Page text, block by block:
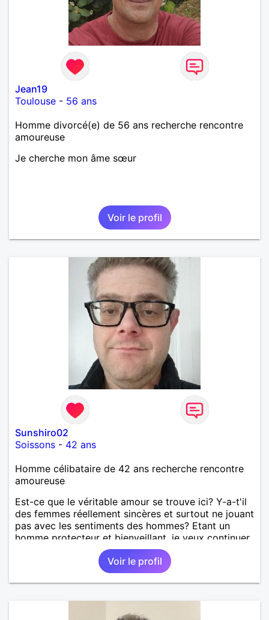
Jean19
Toulouse - 56 ans
Homme divorcé(e) de 56 ans recherche rencontre
amoureuse
Je cherche mon âme sœur
Voir le profil
Sunshiro02
Soissons - 42 ans
Homme célibataire de 42 ans recherche rencontre
amoureuse
Est-ce que le véritable amour se trouve ici? Y-a-t'il
des femmes réellement sincères et surtout ne jouant
pas avec les sentiments des hommes? Etant un
homme protecteur et bienveillant, je veux continuer
d'y croire et pouvoir enfin former la petite famille
que je désir temps. Faux profil, profiteuse et autres
joyeuseté passer votre chemin, vous ne
m'intéressez pas du tout!
Voir le profil